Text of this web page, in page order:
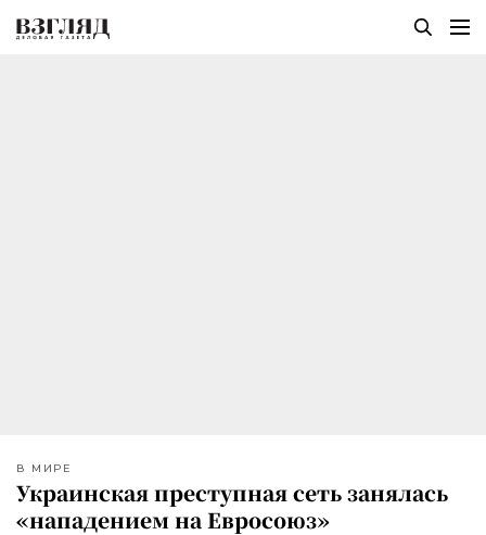
В МИРЕ
Украинская преступная сеть занялась
«нападением на Евросоюз»